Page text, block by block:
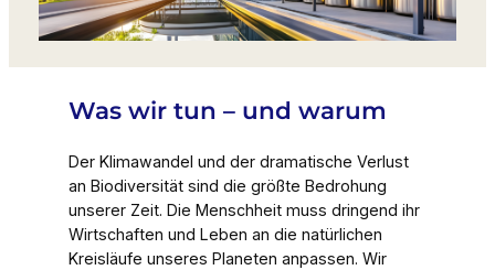
Was wir tun – und warum
Der Klimawandel und der dramatische Verlust
an Biodiversität sind die größte Bedrohung
unserer Zeit. Die Menschheit muss dringend ihr
Wirtschaften und Leben an die natürlichen
Kreisläufe unseres Planeten anpassen. Wir